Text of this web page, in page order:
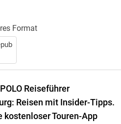
Format
Reiseführer
Reisen mit Insider-Tipps.
kostenloser Touren-App